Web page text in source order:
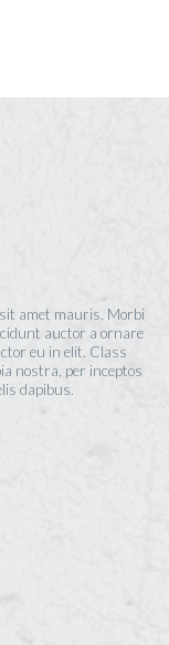
amet mauris. Morbi
auctor a ornare
eu in elit. Class
nostra, per inceptos
dapibus.